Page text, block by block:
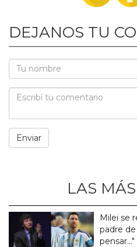
DEJANOS TU
LAS
Milei se
padre
pensar..."